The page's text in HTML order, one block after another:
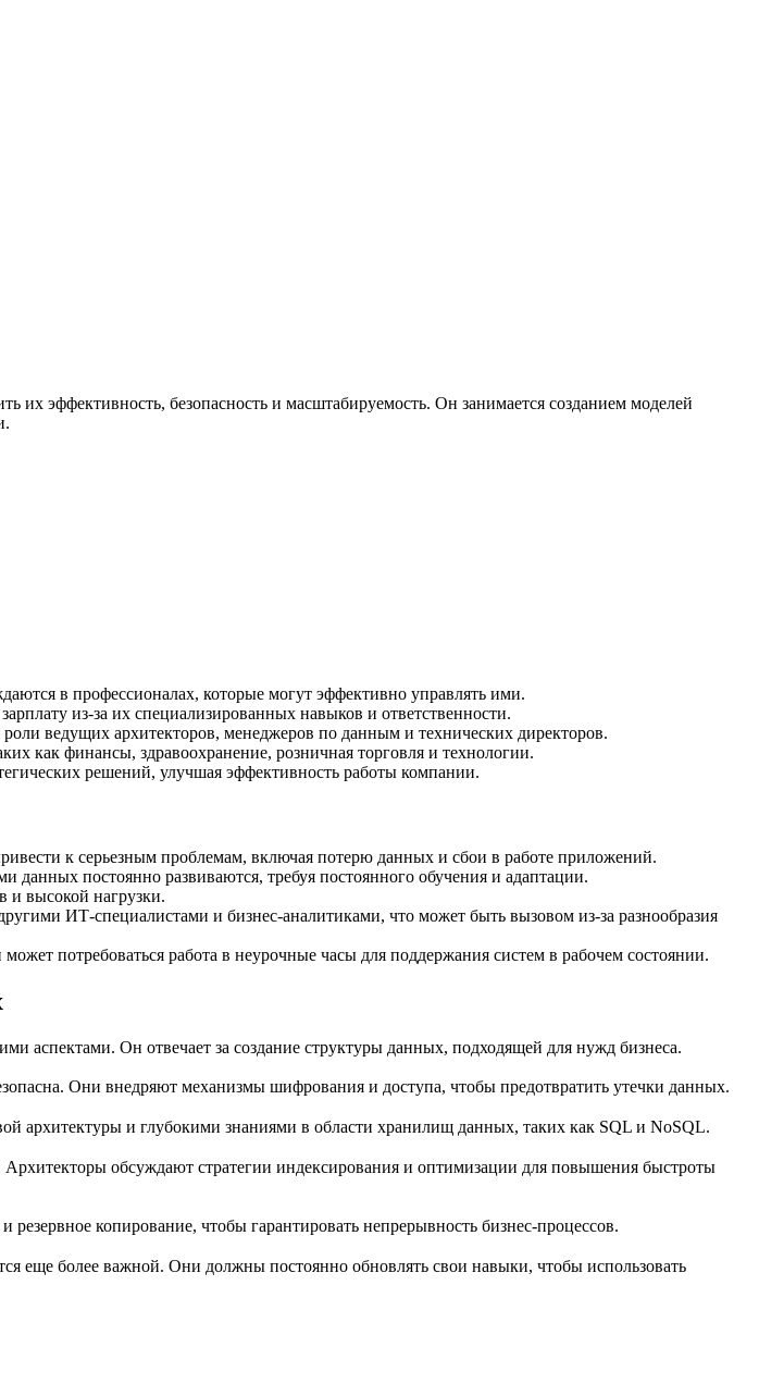
их эффективность, безопасность и масштабируемость. Он занимается созданием моделей
в профессионалах, которые могут эффективно управлять ими.
из-за их специализированных навыков и ответственности.
ведущих архитекторов, менеджеров по данным и технических директоров.
как финансы, здравоохранение, розничная торговля и технологии.
решений, улучшая эффективность работы компании.
к серьезным проблемам, включая потерю данных и сбои в работе приложений.
данных постоянно развиваются, требуя постоянного обучения и адаптации.
и высокой нагрузки.
ИТ-специалистами и бизнес-аналитиками, что может быть вызовом из-за разнообразия
потребоваться работа в неурочные часы для поддержания систем в рабочем состоянии.
аспектами. Он отвечает за создание структуры данных, подходящей для нужд бизнеса.
Они внедряют механизмы шифрования и доступа, чтобы предотвратить утечки данных.
архитектуры и глубокими знаниями в области хранилищ данных, таких как SQL и NoSQL.
обсуждают стратегии индексирования и оптимизации для повышения быстроты
копирование, чтобы гарантировать непрерывность бизнес-процессов.
еще более важной. Они должны постоянно обновлять свои навыки, чтобы использовать